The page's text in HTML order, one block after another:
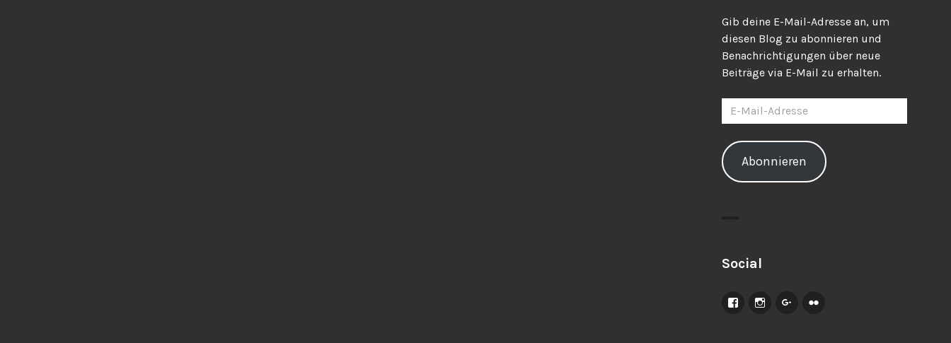
Gib deine E-Mail-Adresse an, um
diesen Blog zu abonnieren und
Benachrichtigungen über neue
Beiträge via E-Mail zu erhalten.
Mail-
Adresse
Abonnieren
Social
FacebookInstagramGoogle+